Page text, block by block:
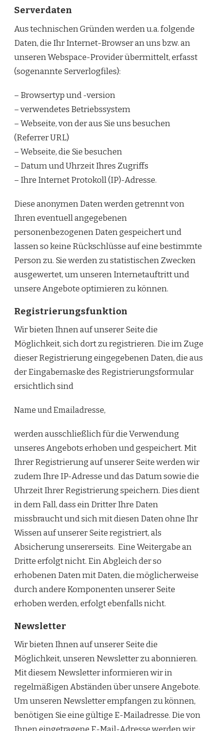
Serverdaten
Aus technischen Gründen werden u.a. folgende
Daten, die Ihr Internet-Browser an uns bzw. an
unseren Webspace-Provider übermittelt, erfasst
(sogenannte Serverlogfiles):
– Browsertyp und -version
– verwendetes Betriebssystem
– Webseite, von der aus Sie uns besuchen
(Referrer URL)
– Webseite, die Sie besuchen
– Datum und Uhrzeit Ihres Zugriffs
– Ihre Internet Protokoll (IP)-Adresse.
Diese anonymen Daten werden getrennt von
Ihren eventuell angegebenen
personenbezogenen Daten gespeichert und
lassen so keine Rückschlüsse auf eine bestimmte
Person zu. Sie werden zu statistischen Zwecken
ausgewertet, um unseren Internetauftritt und
unsere Angebote optimieren zu können.
Registrierungsfunktion
Wir bieten Ihnen auf unserer Seite die
Möglichkeit, sich dort zu registrieren. Die im Zuge
dieser Registrierung eingegebenen Daten, die aus
der Eingabemaske des Registrierungsformular
ersichtlich sind
Name und Emailadresse,
werden ausschließlich für die Verwendung
unseres Angebots erhoben und gespeichert. Mit
Ihrer Registrierung auf unserer Seite werden wir
zudem Ihre IP-Adresse und das Datum sowie die
Uhrzeit Ihrer Registrierung speichern. Dies dient
in dem Fall, dass ein Dritter Ihre Daten
missbraucht und sich mit diesen Daten ohne Ihr
Wissen auf unserer Seite registriert, als
Absicherung unsererseits. Eine Weitergabe an
Dritte erfolgt nicht. Ein Abgleich der so
erhobenen Daten mit Daten, die möglicherweise
durch andere Komponenten unserer Seite
erhoben werden, erfolgt ebenfalls nicht.
Newsletter
Wir bieten Ihnen auf unserer Seite die
Möglichkeit, unseren Newsletter zu abonnieren.
Mit diesem Newsletter informieren wir in
regelmäßigen Abständen über unsere Angebote.
Um unseren Newsletter empfangen zu können,
benötigen Sie eine gültige E-Mailadresse. Die von